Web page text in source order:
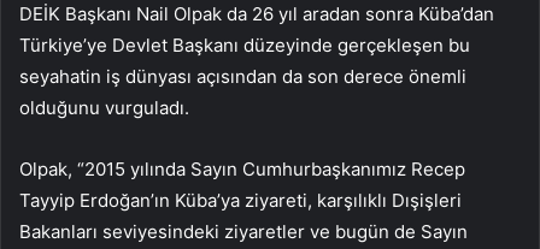
DEİK Başkanı Nail Olpak da 26 yıl aradan sonra Küba’dan
Türkiye’ye Devlet Başkanı düzeyinde gerçekleşen bu
seyahatin iş dünyası açısından da son derece önemli
olduğunu vurguladı.
Olpak, “2015 yılında Sayın Cumhurbaşkanımız Recep
Tayyip Erdoğan’ın Küba’ya ziyareti, karşılıklı Dışişleri
Bakanları seviyesindeki ziyaretler ve bugün de Sayın